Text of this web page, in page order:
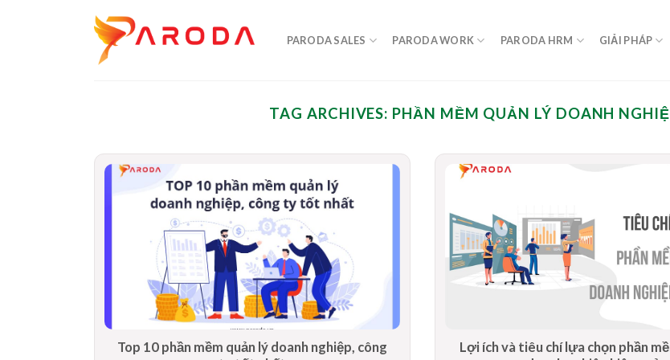
PARODA SALES PARODA WORK PARODA HRM GIẢI PHÁP
TAG ARCHIVES: PHẦN MỀM QUẢN LÝ DOANH
Top 10 phần mềm quản lý doanh nghiệp, công
Lợi ích và tiêu chí lựa chọn phần